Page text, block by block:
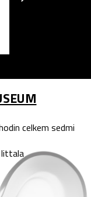
celkem sedmi